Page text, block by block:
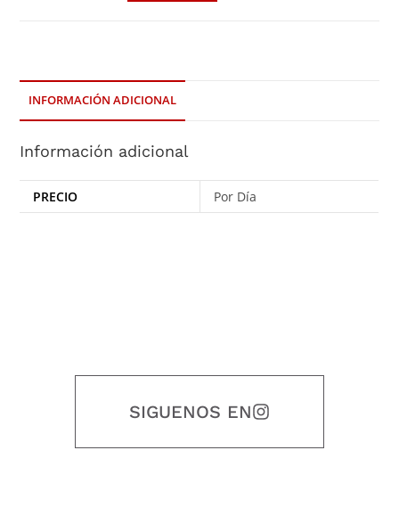
INFORMACIÓN ADICIONAL
Información adicional
PRECIO Por Día
SIGUENOS EN